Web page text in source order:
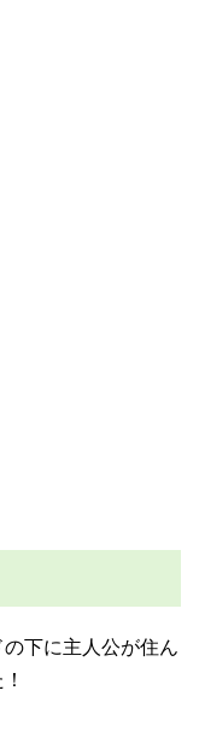
下に主人公が住ん